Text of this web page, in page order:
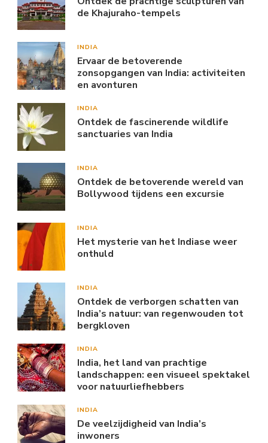
de Khajuraho-tempels
INDIA
Ervaar de betoverende
zonsopgangen van India: activiteiten
en avonturen
INDIA
Ontdek de fascinerende wildlife
sanctuaries van India
INDIA
Ontdek de betoverende wereld van
Bollywood tijdens een excursie
INDIA
Het mysterie van het Indiase weer
onthuld
INDIA
Ontdek de verborgen schatten van
India’s natuur: van regenwouden tot
bergkloven
INDIA
India, het land van prachtige
landschappen: een visueel spektakel
voor natuurliefhebbers
INDIA
De veelzijdigheid van India’s
inwoners